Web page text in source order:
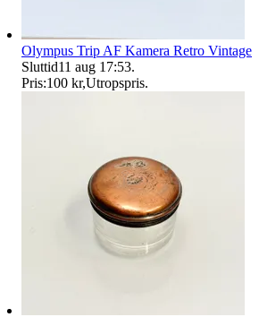
Olympus Trip AF Kamera Retro Vintage
Sluttid11 aug 17:53.
Pris:100 kr,Utropspris.